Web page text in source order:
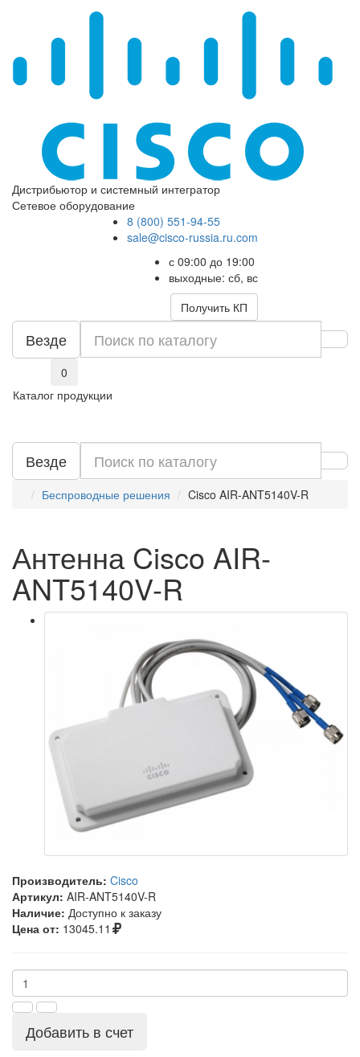
Дистрибьютор и системный интегратор
Сетевое оборудование
8 (800) 551-94-55
sale@cisco-russia.ru.com
с 09:00 до 19:00
выходные: сб, вс
Получить КП
Везде
0
Каталог продукции
Везде
Беспроводные решения Cisco AIR-ANT5140V-R
Антенна Cisco AIR-
ANT5140V-R
Производитель: Cisco
Артикул: AIR-ANT5140V-R
Наличие: Доступно к заказу
Цена от: 13045.11
Добавить в счет